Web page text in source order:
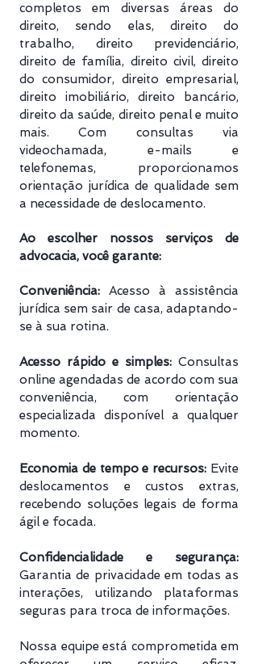
completos em diversas áreas do
direito, sendo elas, direito do
trabalho, direito previdenciário​,
direito de família, direito civil, direito
do consumidor, direito empresarial,
direito imobiliário, direito bancário,
direito da saúde, direito penal e muito
mais. Com consultas via
videochamada, e-mails e
telefonemas, proporcionamos
orientação jurídica de qualidade sem
a necessidade de deslocamento.
Ao escolher nossos serviços de
advocacia, você garante:
Conveniência: Acesso à assistência
jurídica sem sair de casa, adaptando-
se à sua rotina.
Acesso rápido e simples: Consultas
online agendadas de acordo com sua
conveniência, com orientação
especializada disponível a qualquer
momento.
Economia de tempo e recursos: Evite
deslocamentos e custos extras,
recebendo soluções legais de forma
ágil e focada.
Confidencialidade e segurança:
Garantia de privacidade em todas as
interações, utilizando plataformas
seguras para troca de informações.
Nossa equipe está comprometida em